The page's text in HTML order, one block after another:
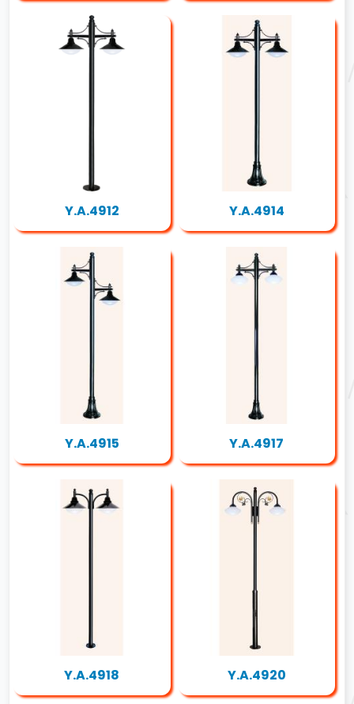
Y.A.4912 Y.A.4914
Y.A.4915 Y.A.4917
Y.A.4918 Y.A.4920